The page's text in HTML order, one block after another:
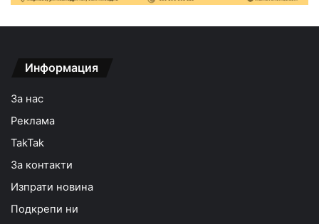
Информация
За нас
Реклама
TakTak
За контакти
Изпрати новина
Подкрепи ни